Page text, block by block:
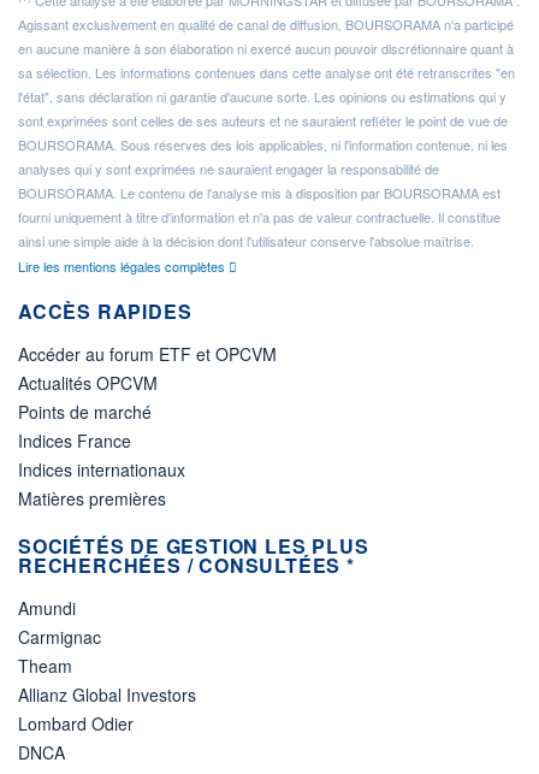
Agissant exclusivement en qualité de canal de diffusion, BOURSORAMA n'a participé
en aucune manière à son élaboration ni exercé aucun pouvoir discrétionnaire quant à
sa sélection. Les informations contenues dans cette analyse ont été retranscrites "en
l'état", sans déclaration ni garantie d'aucune sorte. Les opinions ou estimations qui y
sont exprimées sont celles de ses auteurs et ne sauraient refléter le point de vue de
BOURSORAMA. Sous réserves des lois applicables, ni l'information contenue, ni les
analyses qui y sont exprimées ne sauraient engager la responsabilité de
BOURSORAMA. Le contenu de l'analyse mis à disposition par BOURSORAMA est
fourni uniquement à titre d'information et n'a pas de valeur contractuelle. Il constitue
ainsi une simple aide à la décision dont l'utilisateur conserve l'absolue maîtrise.
Lire les mentions légales complètes
ACCÈS RAPIDES
Accéder au forum ETF et OPCVM
Actualités OPCVM
Points de marché
Indices France
Indices internationaux
Matières premières
SOCIÉTÉS DE GESTION LES PLUS
RECHERCHÉES / CONSULTÉES *
Amundi
Carmignac
Theam
Allianz Global Investors
Lombard Odier
DNCA